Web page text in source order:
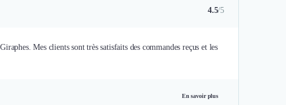
4.5/5
Mes clients sont très satisfaits des commandes reçus et les
En savoir plus